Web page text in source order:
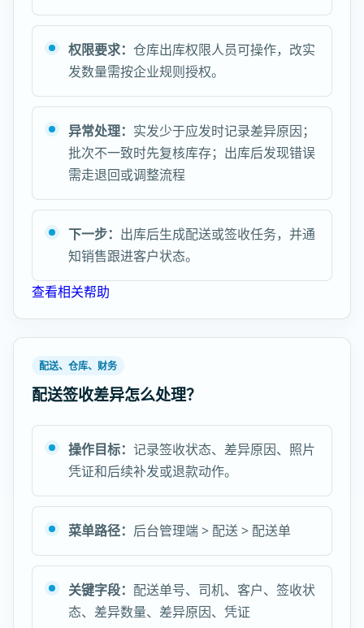
权限要求： 仓库出库权限人员可操作，改实
发数量需按企业规则授权。
异常处理： 实发少于应发时记录差异原因；
批次不一致时先复核库存；出库后发现错误
需走退回或调整流程
下一步： 出库后生成配送或签收任务，并通
知销售跟进客户状态。
查看相关帮助
配送、仓库、财务
配送签收差异怎么处理？
操作目标： 记录签收状态、差异原因、照片
凭证和后续补发或退款动作。
菜单路径： 后台管理端 > 配送 > 配送单
关键字段： 配送单号、司机、客户、签收状
态、差异数量、差异原因、凭证